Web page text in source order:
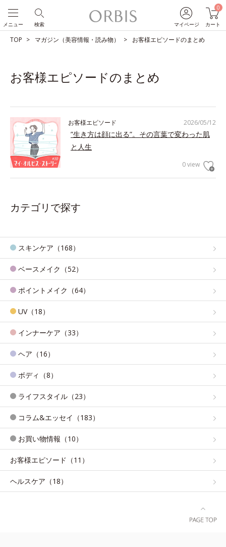
マイページ
0
カート
検索
メニュー
TOP マガジン（美容情報・読み物） お客様エピソードのまとめ
お客様エピソードのまとめ
2026/05/12
お客様エピソード
”生き方は顔に出る”。その言葉で変わった肌
と人生
0 view
カテゴリで探す
スキンケア（168）
ベースメイク（52）
ポイントメイク（64）
UV（18）
インナーケア（33）
ヘア（16）
ボディ（8）
ライフスタイル（23）
コラム&エッセイ（183）
お買い物情報（10）
お客様エピソード（11）
ヘルスケア（18）